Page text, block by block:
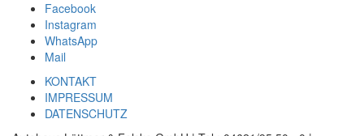
Facebook
Instagram
WhatsApp
Mail
KONTAKT
IMPRESSUM
DATENSCHUTZ